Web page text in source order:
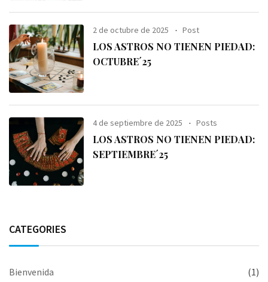
2 de octubre de 2025 Post
LOS ASTROS NO TIENEN PIEDAD:
OCTUBRE´25
4 de septiembre de 2025 Posts
LOS ASTROS NO TIENEN PIEDAD:
SEPTIEMBRE´25
CATEGORIES
Bienvenida (1)